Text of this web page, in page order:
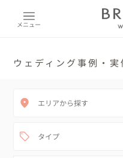
メニュー
ウェディング事例・
エリアから探す
タイプ